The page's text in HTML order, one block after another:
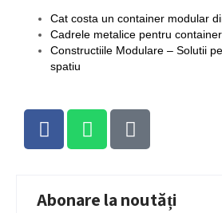
Cat costa un container modular
Cadrele metalice pentru
Constructiile Modulare – Solutii
spatiu
Abonare la noutăți